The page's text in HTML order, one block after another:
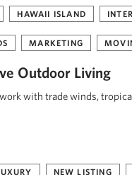
HAWAII ISLAND
MARKETING
Outdoor Living
with trade winds,
NEW LISTING